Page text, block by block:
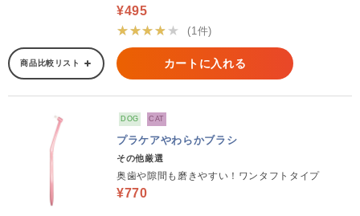
¥495
★★★★★
(1件)
商品比較リスト カートに入れる
DOG CAT
プラケアやわらかブラシ
その他厳選
奥歯や隙間も磨きやすい！ワンタフトタイプ
¥770